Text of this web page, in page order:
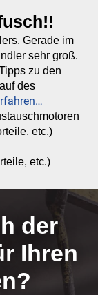
Gerade im
sehr groß.
zu den
des
etc.)
etc.)
der
Ihren